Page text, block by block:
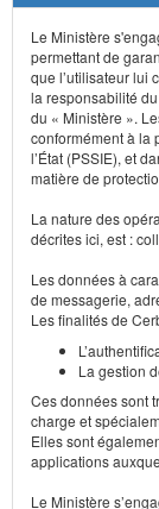
Le Ministère
permettant de
que l’utilisateur lui
la responsabilité
du « Ministère ».
conformément à la
l’État (PSSIE), et
matière de
La nature des
décrites ici, est :
Les données à
de messagerie,
Les finalités de
La gestion
Ces données sont
charge et
Elles sont
applications
Le Ministère